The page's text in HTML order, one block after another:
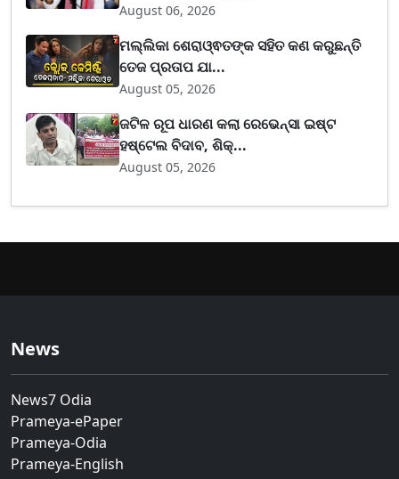
August 06, 2026
ମଲ୍ଲିକା ଶେରାଓ୍ଵତଙ୍କ ସହିତ କଣ କରୁଛନ୍ତି
ତେଜ ପ୍ରତାପ ଯା...
August 05, 2026
ଜଟିଳ ରୂପ ଧାରଣ କଲା ରେଭେନ୍ସା ଇଷ୍ଟ
ହଷ୍ଟେଲ ବିଦାବ, ଶିକ୍...
August 05, 2026
News
News7 Odia
Prameya-ePaper
Prameya-Odia
Prameya-English